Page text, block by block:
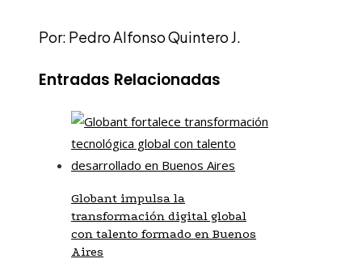
Por: Pedro Alfonso Quintero J.
Entradas Relacionadas
Globant impulsa la
transformación digital global
con talento formado en Buenos
Aires